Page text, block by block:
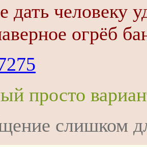
дать человеку
огрёб
просто
слишком